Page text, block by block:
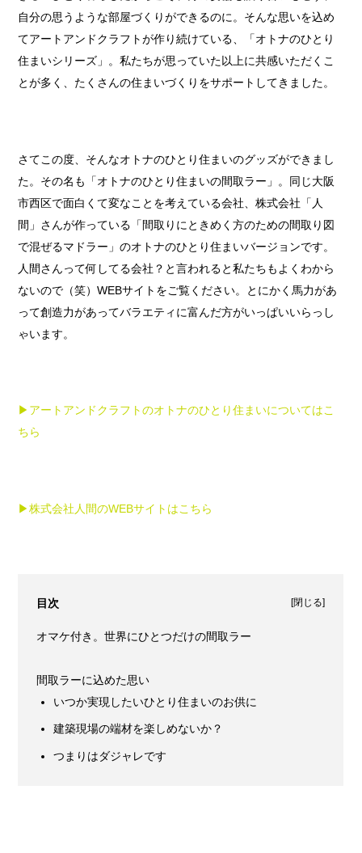
自分の思うような部屋づくりができるのに。そんな思いを込め
てアートアンドクラフトが作り続けている、「オトナのひとり
住まいシリーズ」。私たちが思っていた以上に共感いただくこ
とが多く、たくさんの住まいづくりをサポートしてきました。
さてこの度、そんなオトナのひとり住まいのグッズができまし
た。その名も「オトナのひとり住まいの間取ラー」。同じ大阪
市西区で面白くて変なことを考えている会社、株式会社「人
間」さんが作っている「間取りにときめく方のための間取り図
で混ぜるマドラー」のオトナのひとり住まいバージョンです。
人間さんって何してる会社？と言われると私たちもよくわから
ないので（笑）WEBサイトをご覧ください。とにかく馬力があ
って創造力があってバラエティに富んだ方がいっぱいいらっし
ゃいます。
▶︎アートアンドクラフトのオトナのひとり住まいについてはこ
ちら
▶︎株式会社人間のWEBサイトはこちら
目次 [閉じる]
オマケ付き。世界にひとつだけの間取ラー
間取ラーに込めた思い
いつか実現したいひとり住まいのお供に
建築現場の端材を楽しめないか？
つまりはダジャレです